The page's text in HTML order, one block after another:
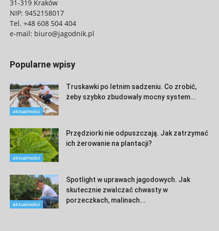
31-319 Kraków
NIP: 9452158017
Tel. +48 608 504 404
e-mail: biuro@jagodnik.pl
Popularne wpisy
aktualności
Truskawki po letnim sadzeniu. Co zrobić,
żeby szybko zbudowały mocny system...
aktualności
Przędziorki nie odpuszczają. Jak zatrzymać
ich żerowanie na plantacji?
aktualności
Spotlight w uprawach jagodowych. Jak
skutecznie zwalczać chwasty w
porzeczkach, malinach...